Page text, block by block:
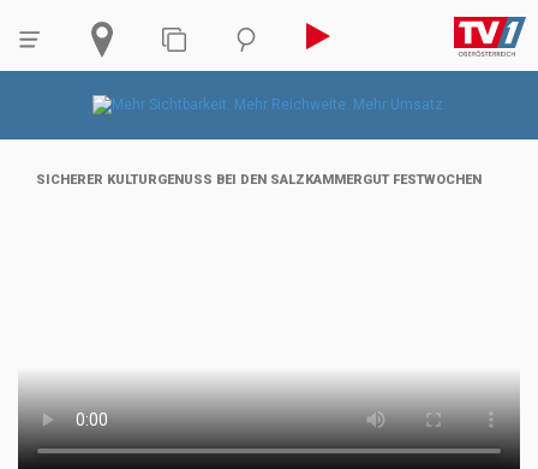
SICHERER KULTURGENUSS BEI DEN SALZKAMMERGUT FESTWOCHEN